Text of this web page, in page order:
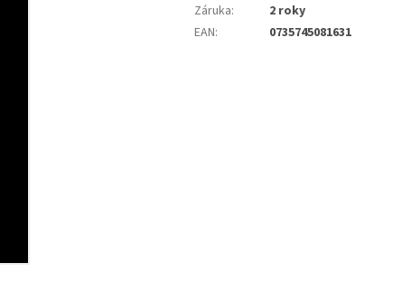
Záruka:
2 roky
EAN: 0735745081631